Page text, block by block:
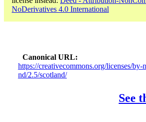
NoDerivatives 4.0 International
Canonical URL
https://creativecommons.org/licenses/by-
nd/2.5/scotland/
See